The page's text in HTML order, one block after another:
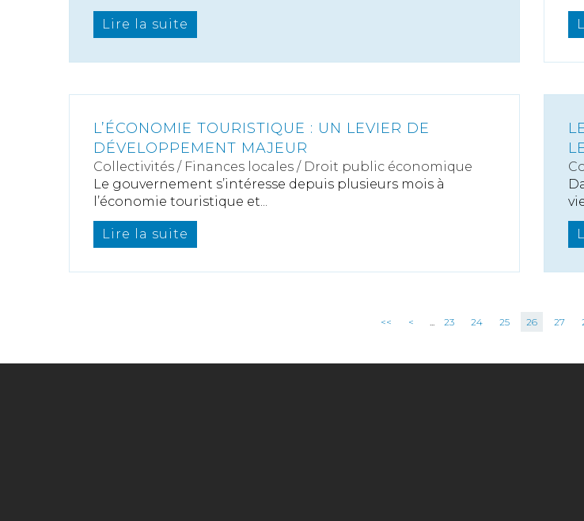
Lire la suite
L’ÉCONOMIE TOURISTIQUE : UN LEVIER DE
DÉVELOPPEMENT MAJEUR
Collectivités / Finances locales / Droit public économique
Le gouvernement s’intéresse depuis plusieurs mois à
l’économie touristique et...
Lire la suite
<< < ... 23 24 25 26 27